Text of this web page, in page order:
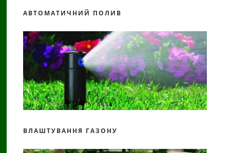
АВТОМАТИЧНИЙ ПОЛИВ
ВЛАШТУВАННЯ ГАЗОНУ